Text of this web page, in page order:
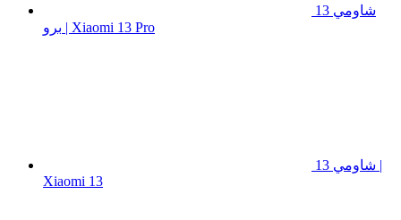
شاومي 13
برو | Xiaomi 13 Pro
شاومي 13 |
Xiaomi 13